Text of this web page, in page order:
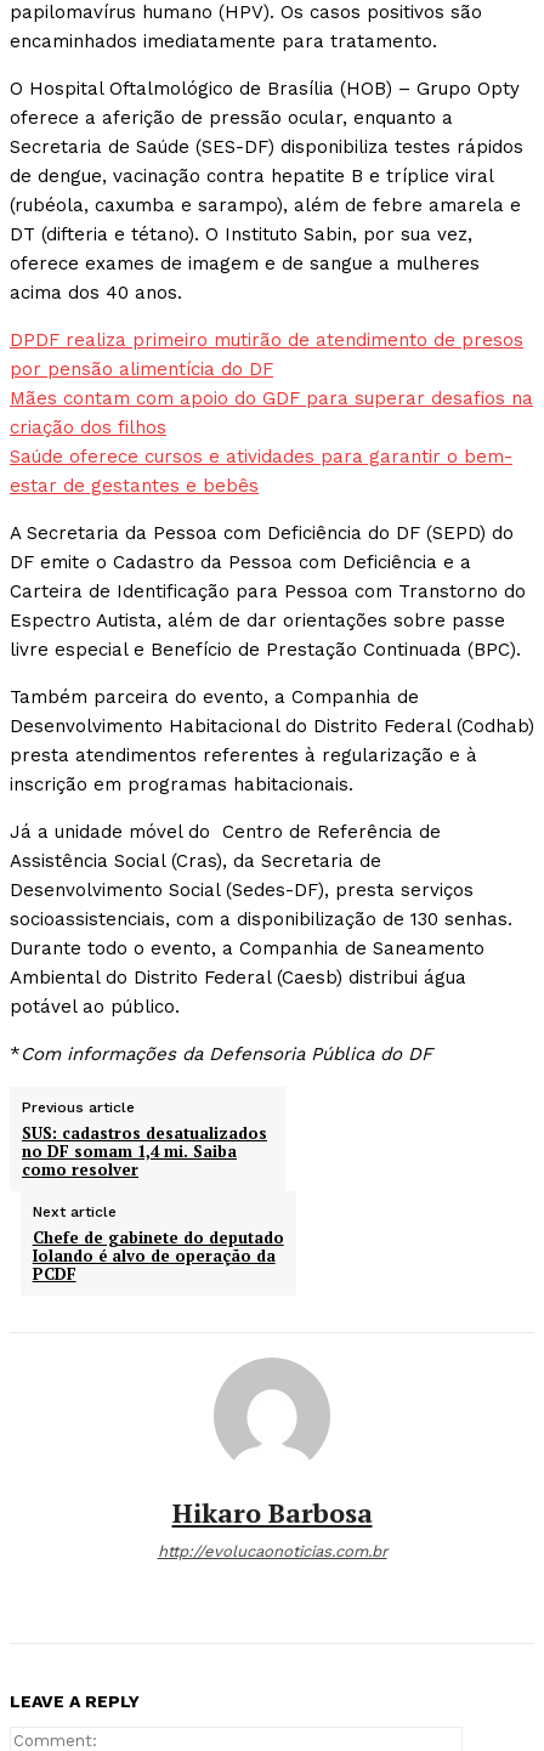
papilomavírus humano (HPV). Os casos positivos são
encaminhados imediatamente para tratamento.
O Hospital Oftalmológico de Brasília (HOB) – Grupo Opty
oferece a aferição de pressão ocular, enquanto a
Secretaria de Saúde (SES-DF) disponibiliza testes rápidos
de dengue, vacinação contra hepatite B e tríplice viral
(rubéola, caxumba e sarampo), além de febre amarela e
DT (difteria e tétano). O Instituto Sabin, por sua vez,
oferece exames de imagem e de sangue a mulheres
acima dos 40 anos.
DPDF realiza primeiro mutirão de atendimento de presos
por pensão alimentícia do DF
Mães contam com apoio do GDF para superar desafios na
criação dos filhos
Saúde oferece cursos e atividades para garantir o bem-
estar de gestantes e bebês
A Secretaria da Pessoa com Deficiência do DF (SEPD) do
DF emite o Cadastro da Pessoa com Deficiência e a
Carteira de Identificação para Pessoa com Transtorno do
Espectro Autista, além de dar orientações sobre passe
livre especial e Benefício de Prestação Continuada (BPC).
Também parceira do evento, a Companhia de
Desenvolvimento Habitacional do Distrito Federal (Codhab)
presta atendimentos referentes à regularização e à
inscrição em programas habitacionais.
Já a unidade móvel do Centro de Referência de
Assistência Social (Cras), da Secretaria de
Desenvolvimento Social (Sedes-DF), presta serviços
socioassistenciais, com a disponibilização de 130 senhas.
Durante todo o evento, a Companhia de Saneamento
Ambiental do Distrito Federal (Caesb) distribui água
potável ao público.
*Com informações da Defensoria Pública do DF
Previous article
SUS: cadastros desatualizados
no DF somam 1,4 mi. Saiba
como resolver
Next article
Chefe de gabinete do deputado
Iolando é alvo de operação da
PCDF
Hikaro Barbosa
http://evolucaonoticias.com.br
LEAVE A REPLY